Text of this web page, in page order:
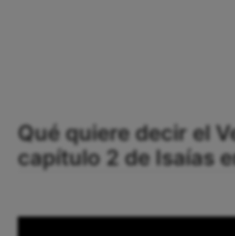
Qué quiere decir el
capítulo 2 de Isaías